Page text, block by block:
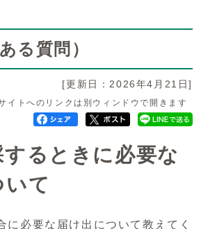
る質問）
[更新日：2026年4月21日]
イトへのリンクは別ウィンドウで開きます
るときに必要な
て
に必要な届け出について教えてく